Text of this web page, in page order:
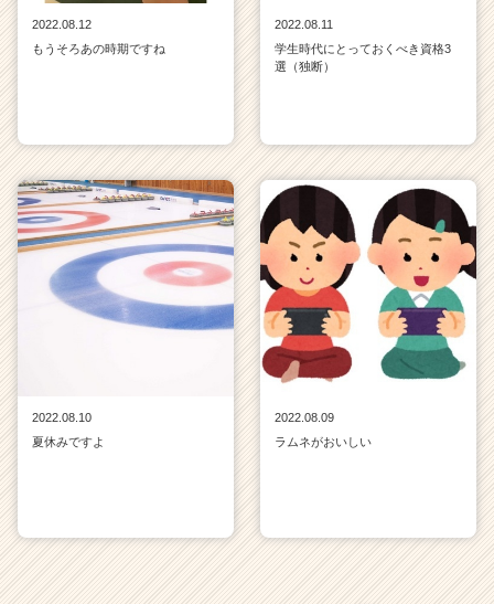
2022.08.12
もうそろあの時期ですね
2022.08.11
学生時代にとっておくべき資格3
選（独断）
2022.08.10
夏休みですよ
2022.08.09
ラムネがおいしい